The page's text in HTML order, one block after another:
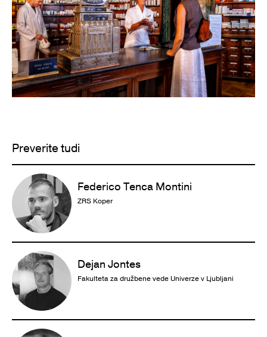
Preverite tudi
Federico Tenca Montini
ZRS Koper
Dejan Jontes
Fakulteta za družbene vede Univerze v Ljubljani